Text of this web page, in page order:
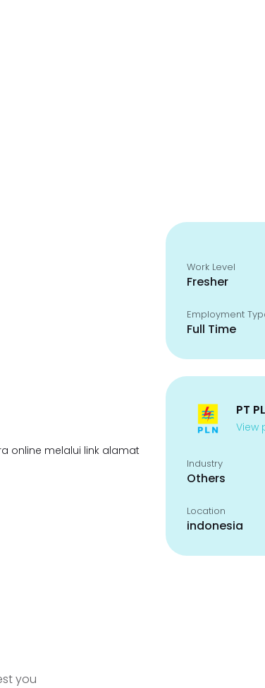
online melalui link alamat
Work Level
Fresher
Employment
Full Time
PT
View
Industry
Others
Location
indonesia
you